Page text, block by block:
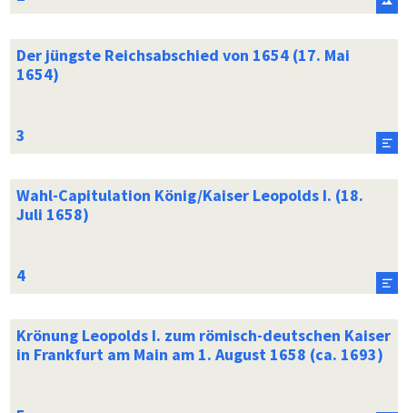
Der jüngste Reichsabschied von 1654 (17. Mai
1654)
Wahl-Capitulation König/Kaiser Leopolds I. (18.
Juli 1658)
Krönung Leopolds I. zum römisch-deutschen Kaiser
in Frankfurt am Main am 1. August 1658 (ca. 1693)